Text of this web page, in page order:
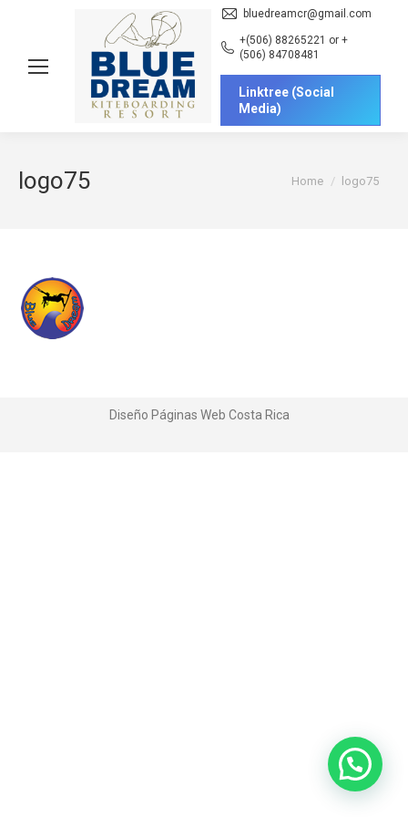
bluedreamcr@gmail.com
+(506) 88265221 or +
(506) 84708481
Linktree (Social
Media)
logo75 You are here:
Home logo75
Diseño Páginas Web Costa Rica